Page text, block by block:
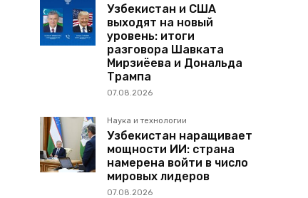
Узбекистан и США
выходят на новый
уровень: итоги
разговора Шавката
Мирзиёева и Дональда
Трампа
07.08.2026
Наука и технологии
Узбекистан наращивает
мощности ИИ: страна
намерена войти в число
мировых лидеров
07.08.2026